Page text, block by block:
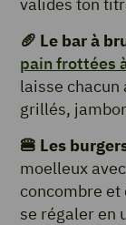
🥖 Le bar à
pain frottées
laisse chacun
grillés,
🍔 Les
moelleux
concombre et
se régaler en